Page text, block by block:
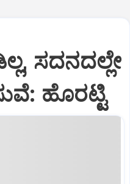
ಸದನದಲ್ಲೇ
ಹೊರಟ್ಟಿ